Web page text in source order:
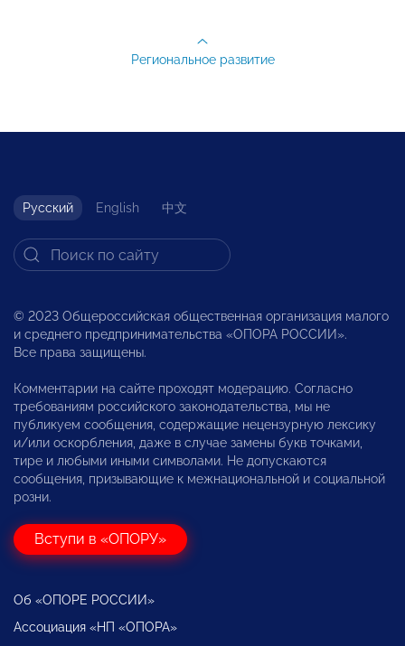
Региональное развитие
Русский English 中文
© 2023 Общероссийская общественная организация малого
и среднего предпринимательства «ОПОРА РОССИИ».
Все права защищены.
Комментарии на сайте проходят модерацию. Согласно
требованиям российского законодательства, мы не
публикуем сообщения, содержащие нецензурную лексику
и/или оскорбления, даже в случае замены букв точками,
тире и любыми иными символами. Не допускаются
сообщения, призывающие к межнациональной и социальной
розни.
Вступи в «ОПОРУ»
Об «ОПОРЕ РОССИИ»
Ассоциация «НП «ОПОРА»